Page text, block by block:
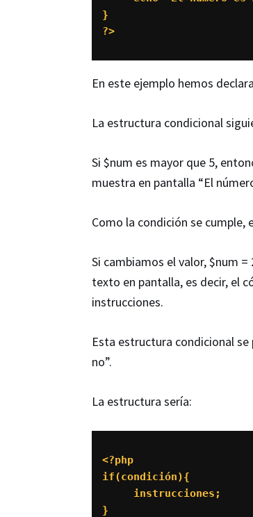
}
?>
En este ejemplo hemos
La estructura condicional
Si $num es mayor que 5,
muestra en pantalla “El
Como la condición se
Si cambiamos el valor, $num
texto en pantalla, es decir, el
instrucciones.
Esta estructura condicional
no”.
La estructura sería:
<?php
if(condición){
     instrucciones;
}